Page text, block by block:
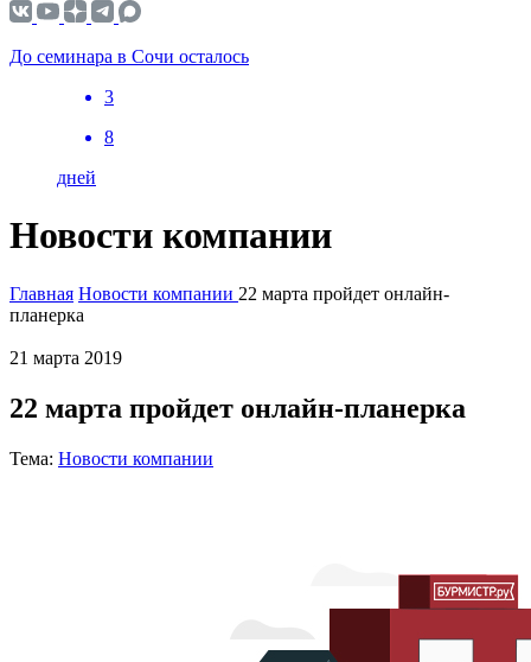
До семинара в Сочи осталось
3
8
дней
Новости компании
Главная Новости компании 22 марта пройдет онлайн-
планерка
21 марта 2019
22 марта пройдет онлайн-планерка
Тема: Новости компании